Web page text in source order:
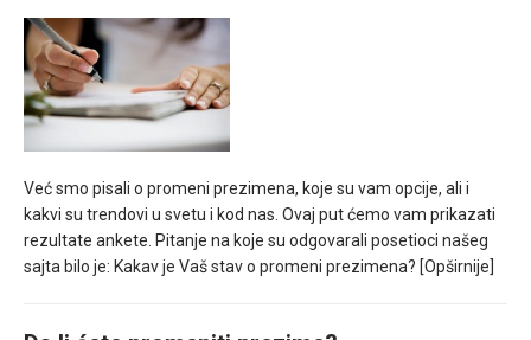
Već smo pisali o promeni prezimena, koje su vam opcije, ali i
kakvi su trendovi u svetu i kod nas. Ovaj put ćemo vam prikazati
rezultate ankete. Pitanje na koje su odgovarali posetioci našeg
sajta bilo je: Kakav je Vaš stav o promeni prezimena? [Opširnije]